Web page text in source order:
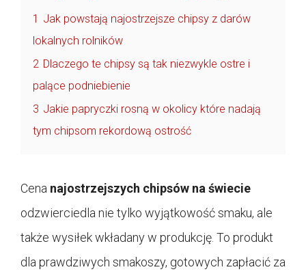
1 Jak powstają najostrzejsze chipsy z darów
lokalnych rolników
2 Dlaczego te chipsy są tak niezwykle ostre i
palące podniebienie
3 Jakie papryczki rosną w okolicy które nadają
tym chipsom rekordową ostrość
Cena najostrzejszych chipsów na świecie
odzwierciedla nie tylko wyjątkowość smaku, ale
także wysiłek wkładany w produkcję. To produkt
dla prawdziwych smakoszy, gotowych zapłacić za